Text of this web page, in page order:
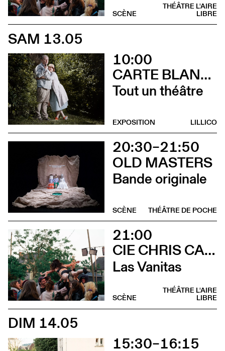
THÉÂTRE L'AIRE
LIBRE
SCÈNE
SAM 13.05
10:00
CARTE BLANCHE À ALBERTINE & GERMANO ZULLO
Tout un théâtre
LILLICO
EXPOSITION
20:30–21:50
OLD MASTERS
Bande originale
THÉÂTRE DE POCHE
SCÈNE
21:00
CIE CHRIS CADILLAC / MARION DUVAL & FLORIAN LEDUC
Las Vanitas
THÉÂTRE L'AIRE
LIBRE
SCÈNE
DIM 14.05
15:30–16:15